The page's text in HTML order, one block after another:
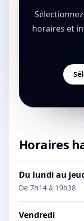
horaires et
Horaires
Du lundi au
De 7h14 à 19h38
Vendredi